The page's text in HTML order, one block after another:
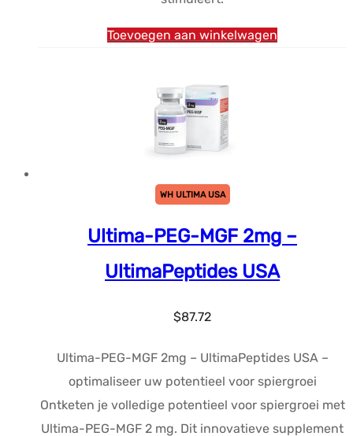
Toevoegen aan winkelwagen
WH ULTIMA USA
Ultima-PEG-MGF 2mg –
UltimaPeptides USA
$87.72
Ultima-PEG-MGF 2mg – UltimaPeptides USA –
optimaliseer uw potentieel voor spiergroei
Ontketen je volledige potentieel voor spiergroei met
Ultima-PEG-MGF 2 mg. Dit innovatieve supplement